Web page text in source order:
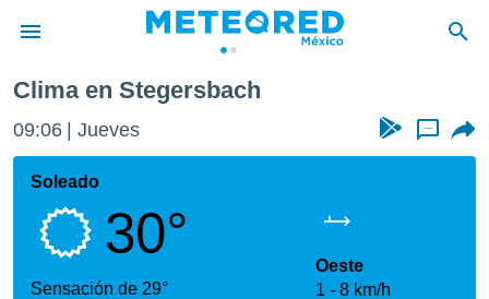
de
ha sido
calidad.
Clima en Stegersbach
09:06 Jueves ...
Soleado
30°
Sensación de 29°
Oeste
1
8 km/h